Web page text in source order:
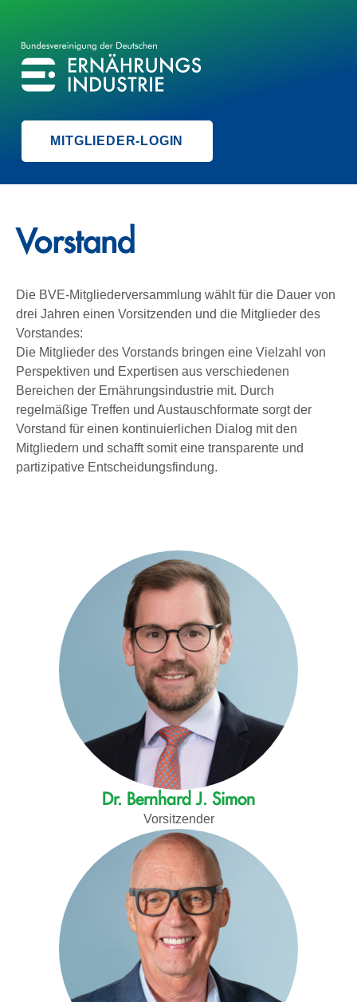
BVE
BUNDESVEREINIGUNG DER ERNÄHRUNGSINDUSTRIE
MITGLIEDER-LOGIN
Vorstand
Die BVE-Mitgliederversammlung wählt für die Dauer von
drei Jahren einen Vorsitzenden und die Mitglieder des
Vorstandes:
Die Mitglieder des Vorstands bringen eine Vielzahl von
Perspektiven und Expertisen aus verschiedenen
Bereichen der Ernährungsindustrie mit. Durch
regelmäßige Treffen und Austauschformate sorgt der
Vorstand für einen kontinuierlichen Dialog mit den
Mitgliedern und schafft somit eine transparente und
partizipative Entscheidungsfindung.
Dr. Bernhard J. Simon
Vorsitzender